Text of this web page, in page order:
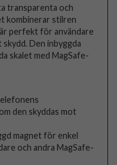
transparenta och
kombinerar stilren
perfekt för användare
Den inbyggda
skalet med MagSafe-
den skyddas mot
magnet för enkel
och andra MagSafe-